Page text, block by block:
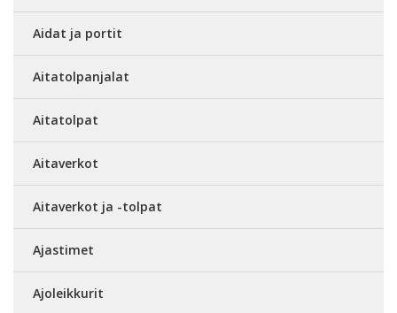
Aidat ja portit
Aitatolpanjalat
Aitatolpat
Aitaverkot
Aitaverkot ja -tolpat
Ajastimet
Ajoleikkurit